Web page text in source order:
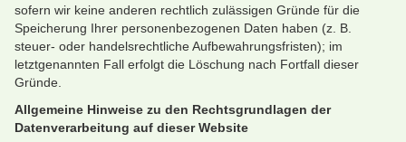
sofern wir keine anderen rechtlich zulässigen Gründe für die
Speicherung Ihrer personenbezogenen Daten haben (z. B.
steuer- oder handelsrechtliche Aufbewahrungsfristen); im
letztgenannten Fall erfolgt die Löschung nach Fortfall dieser
Gründe.
Allgemeine Hinweise zu den Rechtsgrundlagen der
Datenverarbeitung auf dieser Website